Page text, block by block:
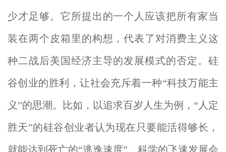
少才足够。它所提出的一个人应该把所有家当
装在两个皮箱里的构想，代表了对消费主义这
种二战后美国经济主导的发展模式的否定。硅
谷创业的胜利，让社会充斥着一种“科技万能主
义”的思潮。比如，以追求百岁人生为例，“人定
胜天”的硅谷创业者认为现在只要能活得够长，
就能达到死亡的“逃逸速度”，科学的飞速发展会